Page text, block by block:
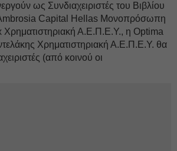
ως Συνδιαχειριστές του Βιβλίου
Capital Hellas Μονοπρόσωπη
Α.Ε.Π.Ε.Υ., η Optima
Χρηματιστηριακή Α.Ε.Π.Ε.Υ. θα
(από κοινού οι